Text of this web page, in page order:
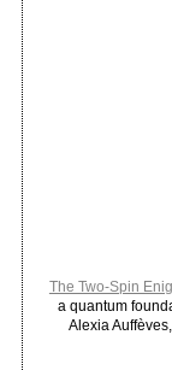
The Two-Spin
a quantum
Alexia